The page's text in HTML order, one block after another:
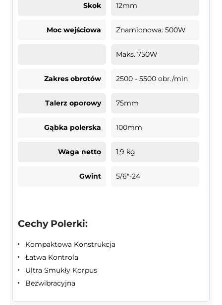
Skok 12mm
Moc wejściowa Znamionowa: 500W
Maks. 750W
Zakres obrotów 2500 - 5500 obr./min
Talerz oporowy 75mm
Gąbka polerska 100mm
Waga netto 1,9 kg
Gwint 5/6"-24
Cechy Polerki:
Kompaktowa Konstrukcja
Łatwa Kontrola
Ultra Smukły Korpus
Bezwibracyjna